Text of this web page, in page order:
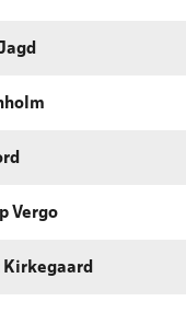
Vergo
Kirkegaard